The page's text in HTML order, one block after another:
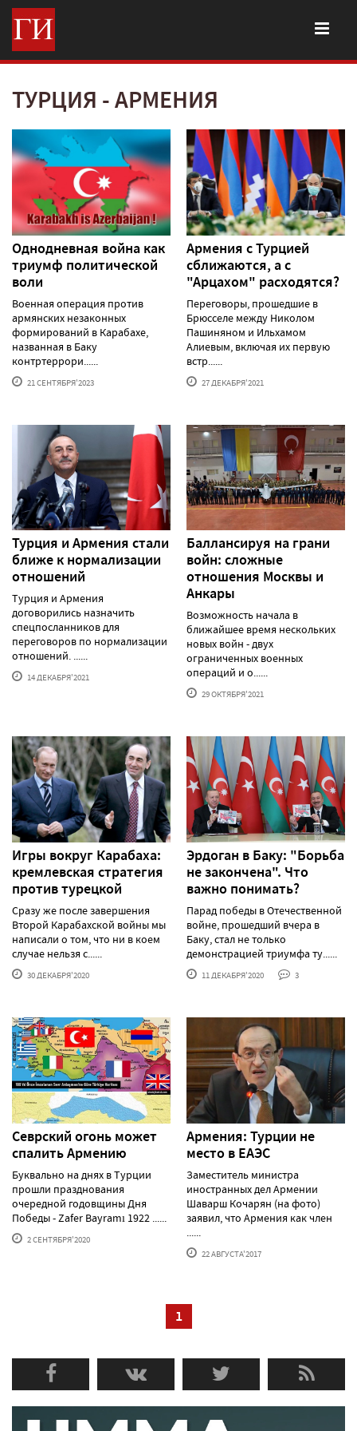
ТУРЦИЯ - АРМЕНИЯ
Однодневная война как
триумф политической
воли
Военная операция против
армянских незаконных
формирований в Карабахе,
названная в Баку
контртеррори......
21 СЕНТЯБРЯ'2023
Армения с Турцией
сближаются, а с
"Арцахом" расходятся?
Переговоры, прошедшие в
Брюсселе между Николом
Пашиняном и Ильхамом
Алиевым, включая их первую
встр......
27 ДЕКАБРЯ'2021
Турция и Армения стали
ближе к нормализации
отношений
Турция и Армения
договорились назначить
спецпосланников для
переговоров по нормализации
отношений. ......
14 ДЕКАБРЯ'2021
Баллансируя на грани
войн: сложные
отношения Москвы и
Анкары
Возможность начала в
ближайшее время нескольких
новых войн - двух
ограниченных военных
операций и о......
29 ОКТЯБРЯ'2021
Игры вокруг Карабаха:
кремлевская стратегия
против турецкой
Сразу же после завершения
Второй Карабахской войны мы
написали о том, что ни в коем
случае нельзя с......
30 ДЕКАБРЯ'2020
Эрдоган в Баку: "Борьба
не закончена". Что
важно понимать?
Парад победы в Отечественной
войне, прошедший вчера в
Баку, стал не только
демонстрацией триумфа ту......
11 ДЕКАБРЯ'2020 3
Севрский огонь может
спалить Армению
Буквально на днях в Турции
прошли празднования
очередной годовщины Дня
Победы - Zafer Bayramı 1922 ......
2 СЕНТЯБРЯ'2020
Армения: Турции не
место в ЕАЭС
Заместитель министра
иностранных дел Армении
Шаварш Кочарян (на фото)
заявил, что Армения как член
......
22 АВГУСТА'2017
1